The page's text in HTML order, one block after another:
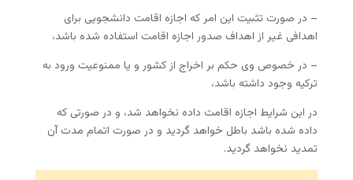
– در صورت تثبیت این امر که اجازه اقامت دانشجویی برای
اهدافی غیر از اهداف صدور اجازه اقامت استفاده شده باشد،
– در خصوص وی حکم بر اخراج از کشور و یا ممنوعیت ورود به
ترکیه وجود داشته باشد،
در این شرایط اجازه اقامت داده نخواهد شد، و در صورتی که
داده شده باشد باطل خواهد گردید و در صورت اتمام مدت آن
تمدید نخواهد گردید.